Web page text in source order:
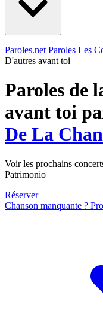
Paroles.net Paroles Les
D'autres avant toi
Paroles de
avant toi
De La
Voir les prochains
Patrimonio
Réserver
Chanson manquante ?